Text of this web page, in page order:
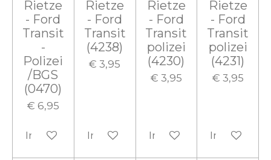
Rietze
- Ford
Transit
-
Polizei
/BGS
(0470)
€ 6,95
In winkelwagen
Rietze
- Ford
Transit
(4238)
€ 3,95
In winkelwagen
Rietze
- Ford
Transit
polizei
(4230)
€ 3,95
In winkelwagen
Rietze
- Ford
Transit
polizei
(4231)
€ 3,95
In